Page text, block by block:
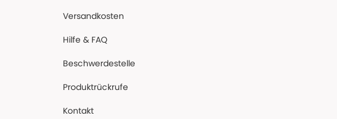
Versandkosten
Hilfe & FAQ
Beschwerdestelle
Produktrückrufe
Kontakt